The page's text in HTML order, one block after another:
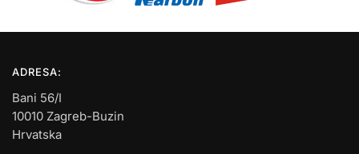
ADRESA:
Bani 56/I
10010 Zagreb-Buzin
Hrvatska